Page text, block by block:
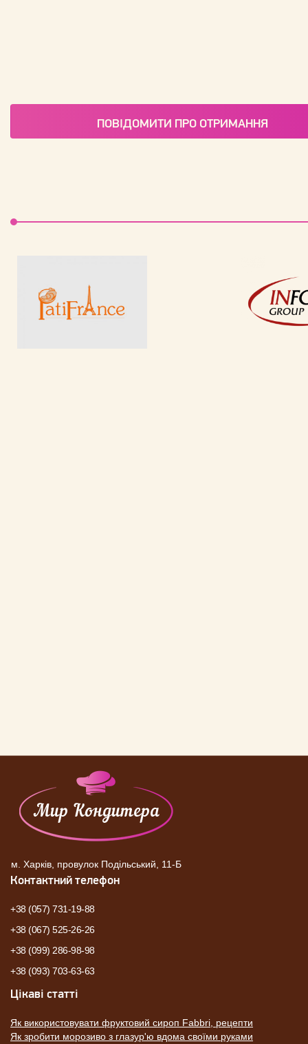
ПОВІДОМИТИ ПРО ОТРИМАННЯ
м. Харків, провулок Подільський, 11-Б
Контактний телефон
+38 (057) 731-19-88
+38 (067) 525-26-26
+38 (099) 286-98-98
+38 (093) 703-63-63
Цікаві статті
Як використовувати фруктовий сироп Fabbri, рецепти
Як зробити морозиво з глазур'ю вдома своїми руками